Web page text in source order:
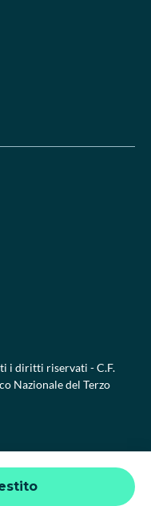
i diritti riservati - C.F.
Nazionale del Terzo